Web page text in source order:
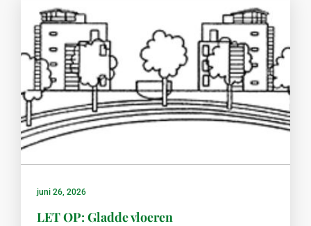
juni 26, 2026
LET OP: Gladde vloeren